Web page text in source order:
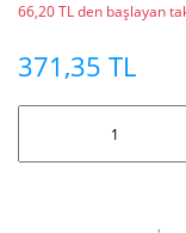
66,20 TL den başlayan
371,35 TL